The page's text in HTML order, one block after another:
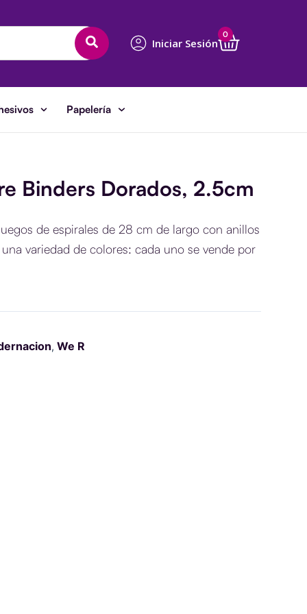
Iniciar Sesión
0
Cart
Papelería
Binders Dorados, 2.5cm
de espirales de 28 cm de largo con anillos
variedad de colores: cada uno se vende por
, We R